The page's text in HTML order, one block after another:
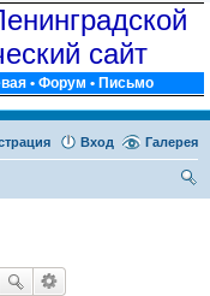
сайт
• Форум • Письмо
Галерея
Вход